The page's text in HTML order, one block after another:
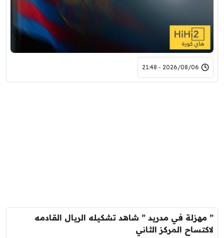
2026/08/06 - 21:48
” مهزلة في مدريد ” شاهد تشكيله الريال القادمه
لاكتساح المركز الثاني